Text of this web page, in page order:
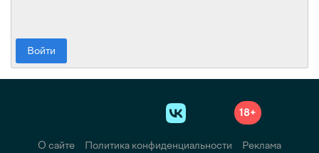
Войти
18+
О сайте Политика конфиденциальности
Реклама